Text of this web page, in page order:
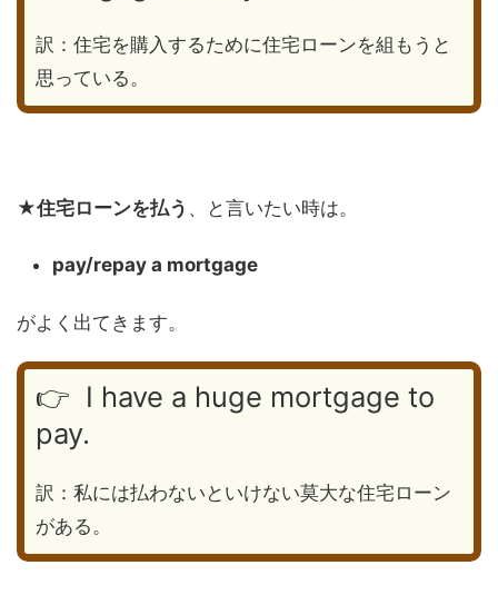
訳：住宅を購入するために住宅ローンを組もうと
思っている。
★住宅ローンを払う 、と言いたい時は。
pay/repay a mortgage
がよく出てきます。
👉 I have a huge mortgage to
pay.
訳：私には払わないといけない莫大な住宅ローン
がある。